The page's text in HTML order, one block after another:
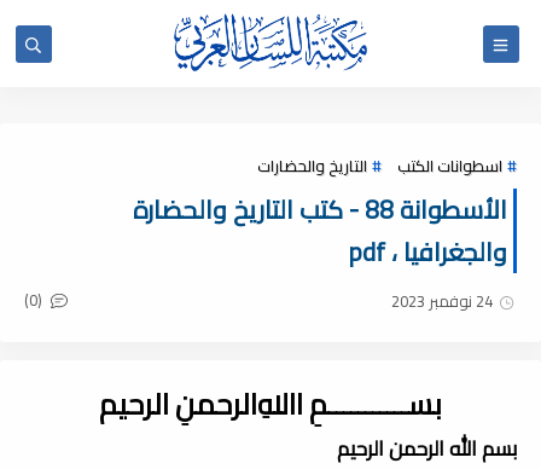
اسطوانات الكتب التاريخ والحضارات
الأسطوانة 88 - كتب التاريخ والحضارة
والجغرافيا ، pdf
24 نوفمبر 2023 (0)
بســـــــــــمِ اﷲِالرحمنِ الرحيم
بسم الله الرحمن الرحيم